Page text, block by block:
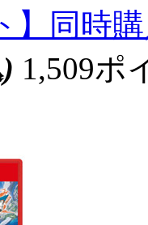
】同時
1,509ポ